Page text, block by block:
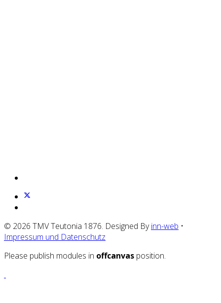
© 2026 TMV Teutonia 1876. Designed Byinn-web •
Impressum und Datenschutz
Please publish modules in offcanvas position.